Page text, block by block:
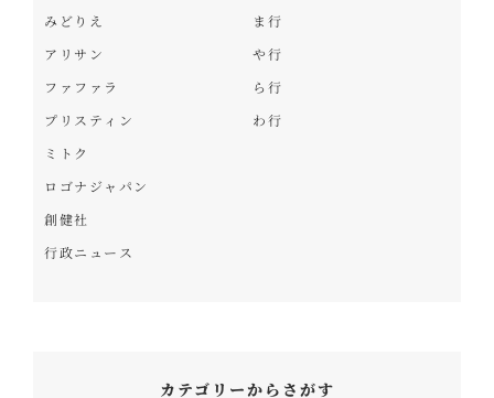
みどりえ
アリサン
ファファラ
プリスティン
ミトク
ロゴナジャパン
創健社
行政ニュース
ま行
や行
ら行
わ行
カテゴリーからさがす